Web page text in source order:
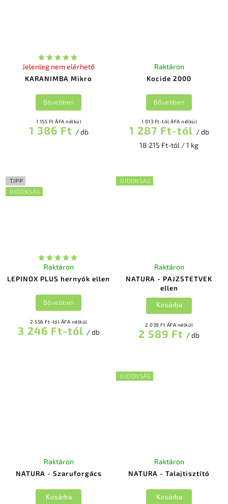
KARANIMBA Mikro
Jelenleg nem elérhető
1 155 Ft ÁFA nélkül
1 386 Ft / db
Bővebben
Kocide 2000
Raktáron
1 013 Ft-tól ÁFA nélkül
1 287 Ft-tól / db
18 215 Ft-tól / 1 kg
Bővebben
TIPP
ÚJDONSÁG
LEPINOX PLUS hernyók ellen
Raktáron
2 556 Ft-tól ÁFA nélkül
3 246 Ft-tól / db
Bővebben
ÚJDONSÁG
NATURA - PAJZSTETVEK
ellen
Raktáron
2 039 Ft ÁFA nélkül
2 589 Ft / db
Kosárba
NATURA - Szaruforgács
Raktáron
Kosárba
ÚJDONSÁG
NATURA - Talajtisztító
Raktáron
Kosárba